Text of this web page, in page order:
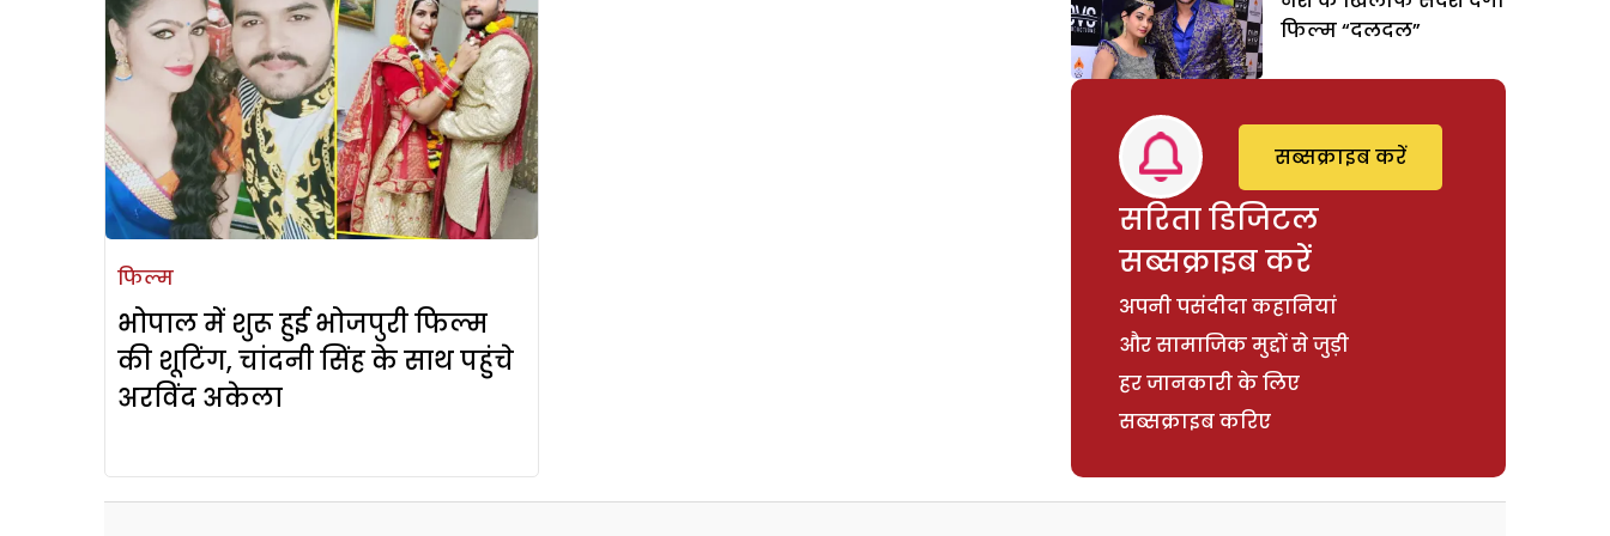
फिल्म
भोपाल में शुरू हुई भोजपुरी फिल्म
की शूटिंग, चांदनी सिंह के साथ पहुंचे
अरविंद अकेला
फिल्म “दलदल”
सरिता डिजिटल
सब्सक्राइब करें
अपनी पसंदीदा कहानियां
और सामाजिक मुद्दों से जुड़ी
हर जानकारी के लिए
सब्सक्राइब करिए
सब्सक्राइब करें